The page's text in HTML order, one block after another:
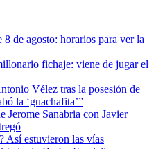
de agosto: horarios para ver la
fichaje: viene de jugar el
Vélez tras la posesión de
la ‘guachafita’”
Jerome Sanabria con Javier
Así estuvieron las vías